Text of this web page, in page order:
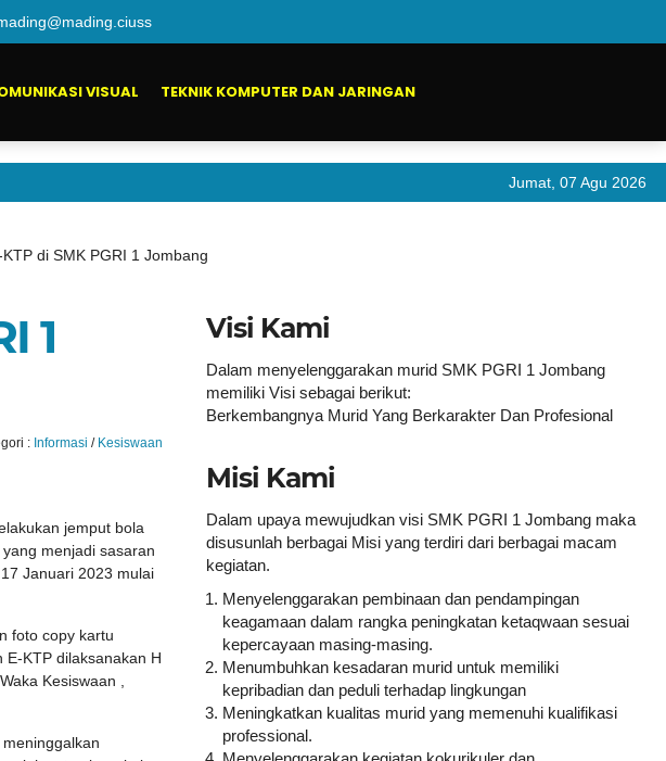
VISUAL TEKNIK KOMPUTER DAN JARINGAN
Jumat, 07 Agu 2026
di SMK PGRI 1 Jombang
1
: Informasi / Kesiswaan
jemput bola
menjadi sasaran
Januari 2023 mulai
foto copy kartu
KTP dilaksanakan H
Kesiswaan ,
Visi Kami
Dalam menyelenggarakan murid SMK PGRI 1 Jombang
memiliki Visi sebagai berikut:
Berkembangnya Murid Yang Berkarakter Dan Profesional
Misi Kami
Dalam upaya mewujudkan visi SMK PGRI 1 Jombang maka
disusunlah berbagai Misi yang terdiri dari berbagai macam
kegiatan.
Menyelenggarakan pembinaan dan pendampingan
keagamaan dalam rangka peningkatan ketaqwaan sesuai
kepercayaan masing-masing.
Menumbuhkan kesadaran murid untuk memiliki
kepribadian dan peduli terhadap lingkungan
Meningkatkan kualitas murid yang memenuhi kualifikasi
professional.